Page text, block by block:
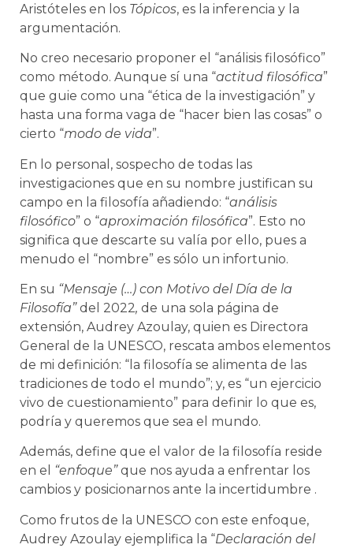
Aristóteles en los Tópicos, es la inferencia y la
argumentación.
No creo necesario proponer el “análisis filosófico”
como método. Aunque sí una “actitud filosófica”
que guie como una “ética de la investigación” y
hasta una forma vaga de “hacer bien las cosas” o
cierto “modo de vida”.
En lo personal, sospecho de todas las
investigaciones que en su nombre justifican su
campo en la filosofía añadiendo: “análisis
filosófico” o “aproximación filosófica”. Esto no
significa que descarte su valía por ello, pues a
menudo el “nombre” es sólo un infortunio.
En su “Mensaje (…) con Motivo del Día de la
Filosofía”del 2022, de una sola página de
extensión, Audrey Azoulay, quien es Directora
General de la UNESCO, rescata ambos elementos
de mi definición: “la filosofía se alimenta de las
tradiciones de todo el mundo”; y, es “un ejercicio
vivo de cuestionamiento” para definir lo que es,
podría y queremos que sea el mundo.
Además, define que el valor de la filosofía reside
en el
“enfoque”que nos ayuda a enfrentar los
cambios y posicionarnos ante la incertidumbre .
Como frutos de la UNESCO con este enfoque,
Audrey Azoulay ejemplifica la “Declaración del